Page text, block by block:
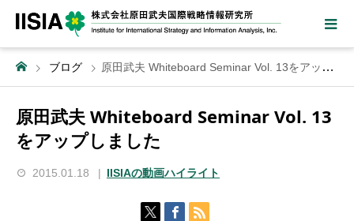
ブログ 原田武夫 Whiteboard Seminar Vol. 13をアップしました
原田武夫 Whiteboard Seminar Vol. 13
をアップしました
2015.01.18 IISIAの動画ハイライト